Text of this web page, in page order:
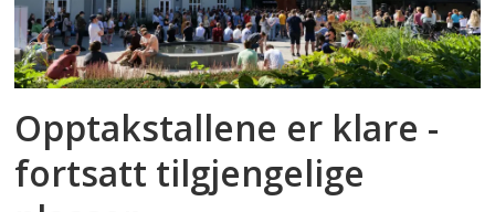
Opptakstallene er klare -
fortsatt tilgjengelige